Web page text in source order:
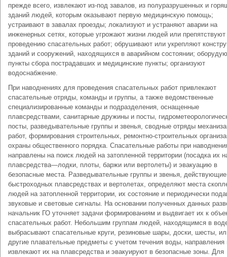
прежде всего, извлекают из-под завалов, из полуразрушенных и
зданий людей, которым оказывают первую медицинскую помощь;
устраивают в завалах проезды; локализуют и устраняют аварии на
инженерных сетях, которые угрожают жизни людей или препятствуют
проведению спасательных работ; обрушивают или укрепляют
зданий и сооружений, находящихся в аварийном состоянии;
пункты сбора пострадавших и медицинские пункты; организуют
водоснабжение.
При наводнениях для проведения спасательных работ привлекают
спасательные отряды, команды и группы, а также ведомственные
специализированные команды и подразделения, оснащенные
плавсредствами, санитарные дружины и посты,
посты, разведывательные группы и звенья, сводные отряды
работ, формирования строительных, ремонтно-строительных
охраны общественного порядка. Спасательные работы при
направлены на поиск людей на затопленной территории (посадка их
плавсредства—лодки, плоты, баржи или вертолеты) и эвакуацию в
безопасные места. Разведывательные группы и звенья,
быстроходных плавсредствах и вертолетах, определяют места
людей на затопленной территории, их состояние и периодически
звуковые и световые сигналы. На основании полученных данных
начальник ГО уточняет задачи формированиям и выдвигает их к
спасательных работ. Небольшим группам людей, находящимся в
выбрасывают спасательные круги, резиновые шары, доски, шесты,
другие плавательные предметы с учетом течения воды, направления
извлекают их на плавсредства и эвакуируют в безопасные зоны. Для